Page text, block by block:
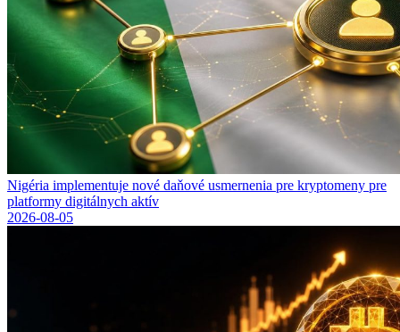
Nigéria implementuje nové daňové usmernenia pre kryptomeny pre
platformy digitálnych aktív
2026-08-05